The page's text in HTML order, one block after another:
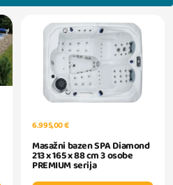
6.995,00 €
Masažni bazen SPA Diamond
213 x 165 x 88 cm 3 osobe
PREMIUM serija